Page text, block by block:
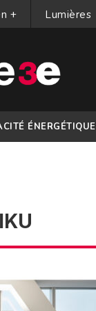
+ Lumières
ÉNERGÉTIQUE
IKU